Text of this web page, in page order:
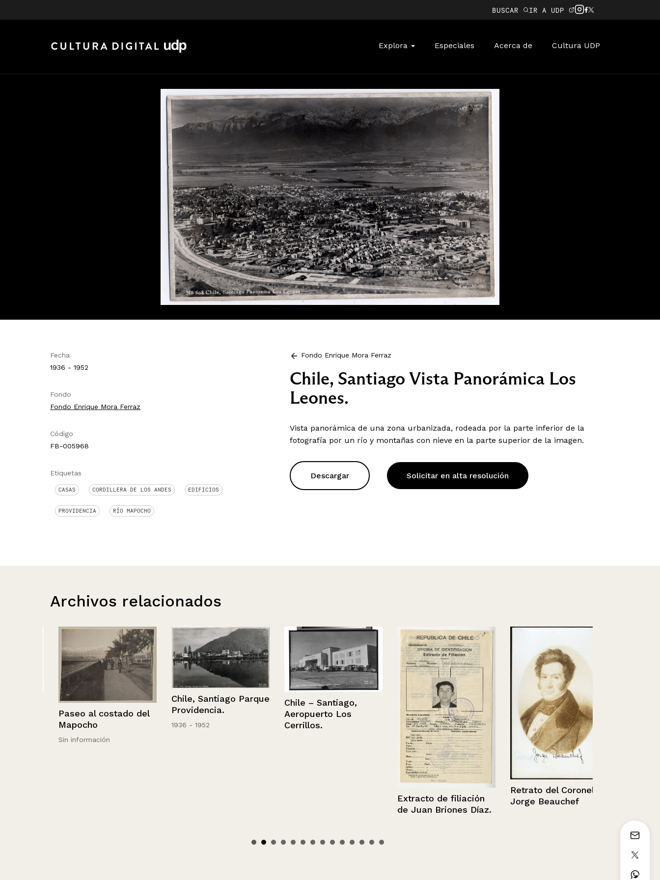
BUSCAR IR A UDP
Explora Especiales Acerca de Cultura UDP
Fecha
1936 - 1952
Fondo
Fondo Enrique Mora Ferraz
Código
FB-005968
Etiquetas
CASAS CORDILLERA DE LOS ANDES EDIFICIOS
PROVIDENCIA RÍO MAPOCHO
Fondo Enrique Mora Ferraz
Chile, Santiago Vista Panorámica Los
Leones.
Vista panorámica de una zona urbanizada, rodeada por la parte inferior de la
fotografía por un río y montañas con nieve en la parte superior de la imagen.
Descargar Solicitar en alta resolución
Archivos relacionados
Paseo al costado del
Mapocho
Sin información
Chile, Santiago Parque
Providencia.
1936 - 1952
Chile – Santiago,
Aeropuerto Los
Cerrillos.
Extracto de filiación
de Juan Briones Díaz.
Retrato del Coronel
Jorge Beauchef